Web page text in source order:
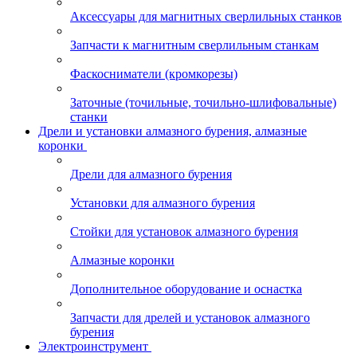
Аксессуары для магнитных сверлильных станков
Запчасти к магнитным сверлильным станкам
Фаскосниматели (кромкорезы)
Заточные (точильные, точильно-шлифовальные)
станки
Дрели и установки алмазного бурения, алмазные
коронки
Дрели для алмазного бурения
Установки для алмазного бурения
Стойки для установок алмазного бурения
Алмазные коронки
Дополнительное оборудование и оснастка
Запчасти для дрелей и установок алмазного
бурения
Электроинструмент